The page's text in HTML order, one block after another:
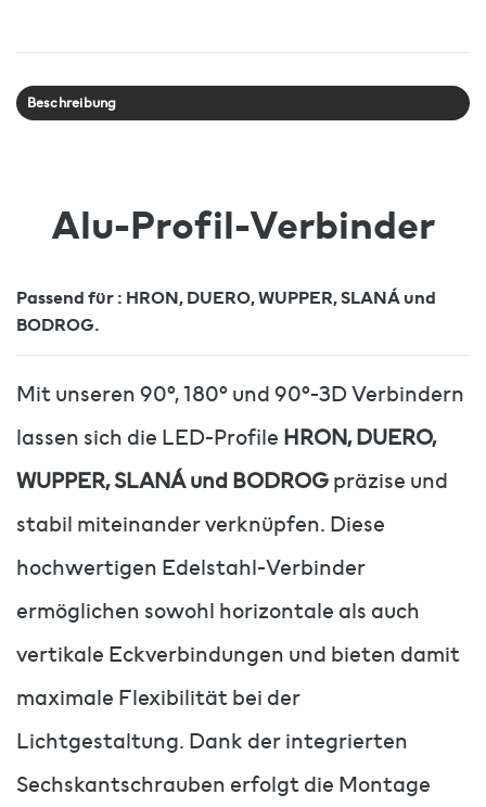
Beschreibung
Alu-Profil-Verbinder
Passend für : HRON, DUERO, WUPPER, SLANÁ und
BODROG.
Mit unseren 90°, 180° und 90°-3D Verbindern
lassen sich die LED-Profile HRON, DUERO,
WUPPER, SLANÁ und BODROGpräzise und
stabil miteinander verknüpfen. Diese
hochwertigen Edelstahl-Verbinder
ermöglichen sowohl horizontale als auch
vertikale Eckverbindungen und bieten damit
maximale Flexibilität bei der
Lichtgestaltung. Dank der integrierten
Sechskantschrauben erfolgt die Montage